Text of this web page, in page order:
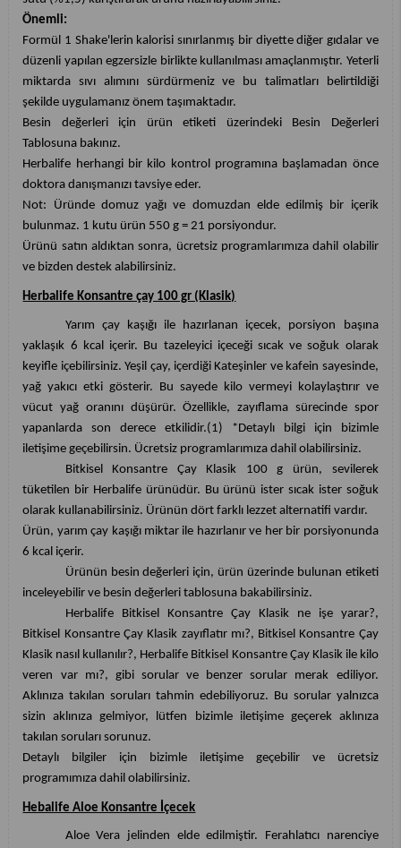
Önemli:
Formül 1 Shake'lerin kalorisi sınırlanmış bir diyette diğer gıdalar ve
düzenli yapılan egzersizle birlikte kullanılması amaçlanmıştır. Yeterli
miktarda sıvı alımını sürdürmeniz ve bu talimatları belirtildiği
şekilde uygulamanız önem taşımaktadır.
Besin değerleri için ürün etiketi üzerindeki Besin Değerleri
Tablosuna bakınız.
Herbalife herhangi bir kilo kontrol programına başlamadan önce
doktora danışmanızı tavsiye eder.
Not: Üründe domuz yağı ve domuzdan elde edilmiş bir içerik
bulunmaz. 1 kutu ürün 550 g = 21 porsiyondur.
Ürünü satın aldıktan sonra, ücretsiz programlarımıza dahil olabilir
ve bizden destek alabilirsiniz.
Herbalife Konsantre çay 100 gr (Klasik)
Yarım çay kaşığı ile hazırlanan içecek, porsiyon başına
yaklaşık 6 kcal içerir. Bu tazeleyici içeceği sıcak ve soğuk olarak
keyifle içebilirsiniz. Yeşil çay, içerdiği Kateşinler ve kafein sayesinde,
yağ yakıcı etki gösterir. Bu sayede kilo vermeyi kolaylaştırır ve
vücut yağ oranını düşürür. Özellikle, zayıflama sürecinde spor
yapanlarda son derece etkilidir.(1) *Detaylı bilgi için bizimle
iletişime geçebilirsin. Ücretsiz programlarımıza dahil olabilirsiniz.
Bitkisel Konsantre Çay Klasik 100 g ürün, sevilerek
tüketilen bir Herbalife ürünüdür. Bu ürünü ister sıcak ister soğuk
olarak kullanabilirsiniz. Ürünün dört farklı lezzet alternatifi vardır.
Ürün, yarım çay kaşığı miktar ile hazırlanır ve her bir porsiyonunda
6 kcal içerir.
Ürünün besin değerleri için, ürün üzerinde bulunan etiketi
inceleyebilir ve besin değerleri tablosuna bakabilirsiniz.
Herbalife Bitkisel Konsantre Çay Klasik ne işe yarar?,
Bitkisel Konsantre Çay Klasik zayıflatır mı?, Bitkisel Konsantre Çay
Klasik nasıl kullanılır?, Herbalife Bitkisel Konsantre Çay Klasik ile kilo
veren var mı?, gibi sorular ve benzer sorular merak ediliyor.
Aklınıza takılan soruları tahmin edebiliyoruz. Bu sorular yalnızca
sizin aklınıza gelmiyor, lütfen bizimle iletişime geçerek aklınıza
takılan soruları sorunuz.
Detaylı bilgiler için bizimle iletişime geçebilir ve ücretsiz
programımıza dahil olabilirsiniz.
Hebalife Aloe Konsantre İçecek
Aloe Vera jelinden elde edilmiştir. Ferahlatıcı narenciye